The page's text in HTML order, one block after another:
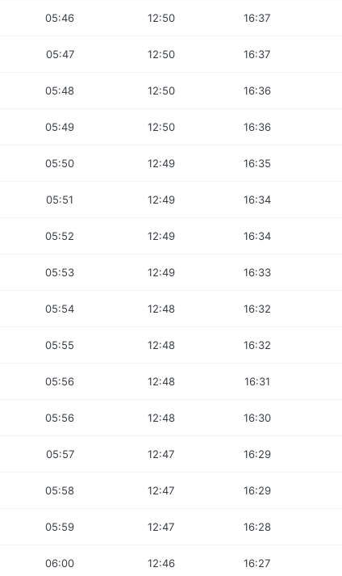
05:46 12:50 16:37
05:47 12:50 16:37
05:48 12:50 16:36
05:49 12:50 16:36
05:50 12:49 16:35
05:51 12:49 16:34
05:52 12:49 16:34
05:53 12:49 16:33
05:54 12:48 16:32
05:55 12:48 16:32
05:56 12:48 16:31
05:56 12:48 16:30
05:57 12:47 16:29
05:58 12:47 16:29
05:59 12:47 16:28
06:00 12:46 16:27